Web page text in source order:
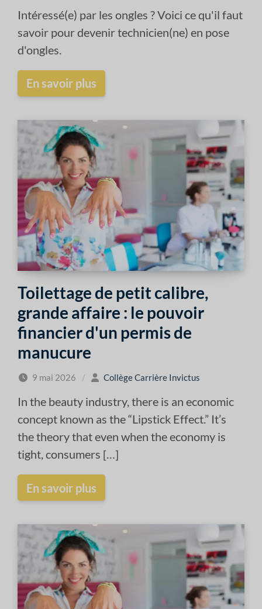
Intéressé(e) par les ongles ? Voici ce qu'il faut
savoir pour devenir technicien(ne) en pose
d'ongles.
En savoir plus
Toilettage de petit calibre,
grande affaire : le pouvoir
financier d'un permis de
manucure
9 mai 2026 / Collège Carrière Invictus
In the beauty industry, there is an economic
concept known as the “Lipstick Effect.” It’s
the theory that even when the economy is
tight, consumers […]
En savoir plus